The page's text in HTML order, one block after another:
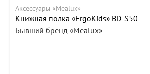
Аксессуары «Mealux»
Книжная полка «ErgoKids» BD-S50
Бывший бренд «Mealux»